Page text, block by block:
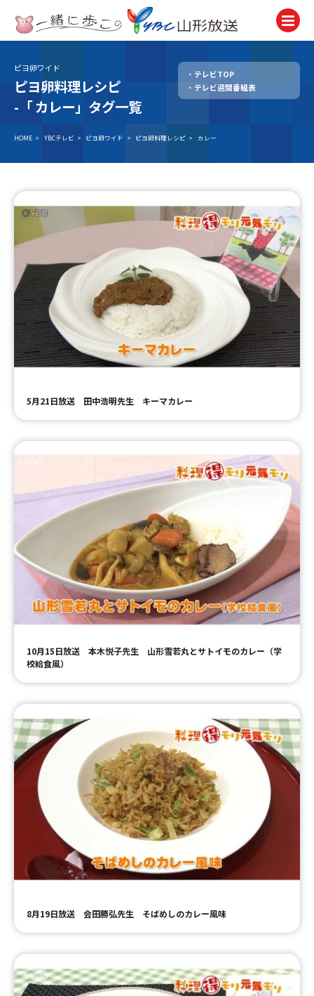
テレビ
TV
ニュース
アナウンサー
イベント
Event
試写会・プレゼント
Present
ＹＢＣオンデマンド
ピヨ卵ワイド
ピヨ卵料理レシピ
-「カレー」タグ一覧
テレビTOP
テレビ週間番組表
HOME > YBCテレビ > ピヨ卵ワイド > ピヨ卵料理レシピ > カレー
5月21日放送 田中浩明先生 キーマカレー
10月15日放送 本木悦子先生 山形雪若丸とサトイモのカレー（学
校給食風）
8月19日放送 会田勝弘先生 そばめしのカレー風味